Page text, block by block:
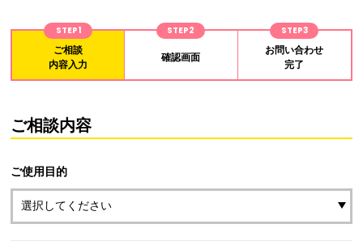
STEP1
ご相談
内容入力
STEP2
確認画面
STEP3
お問い合わせ
完了
ご相談内容
ご使用目的